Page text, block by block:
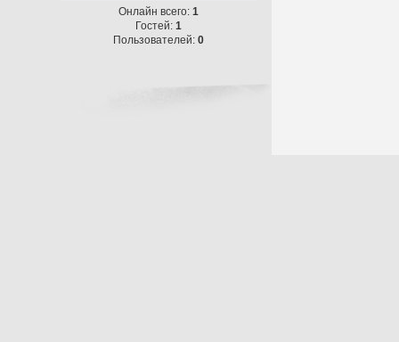
Онлайн всего: 1
Гостей: 1
Пользователей: 0